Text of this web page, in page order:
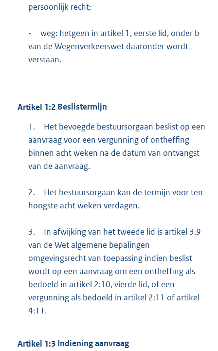
persoonlijk recht;
-
weg: hetgeen in artikel 1, eerste lid, onder b
van de Wegenverkeerswet daaronder wordt
verstaan.
Artikel 1:2 Beslistermijn
1.
Het bevoegde bestuursorgaan beslist op een
aanvraag voor een vergunning of ontheffing
binnen acht weken na de datum van ontvangst
van de aanvraag.
2.
Het bestuursorgaan kan de termijn voor ten
hoogste acht weken verdagen.
3.
In afwijking van het tweede lid is artikel 3.9
van de Wet algemene bepalingen
omgevingsrecht van toepassing indien beslist
wordt op een aanvraag om een ontheffing als
bedoeld in artikel 2:10, vierde lid, of een
vergunning als bedoeld in artikel 2:11 of artikel
4:11.
Artikel 1:3 Indiening aanvraag